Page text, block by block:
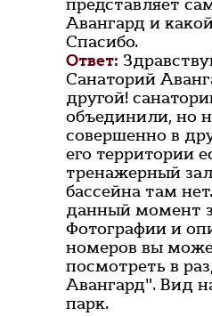
представляет
Авангард и
Спасибо.
Ответ:
Санаторий
другой!
объединили, но
совершенно в
его территории
тренажерный
бассейна там
данный момент
Фотографии и
номеров вы
посмотреть в
Авангард". Вид
парк.